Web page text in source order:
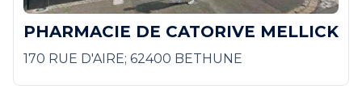
PHARMACIE DE CATORIVE MELLICK
170 RUE D'AIRE; 62400 BETHUNE